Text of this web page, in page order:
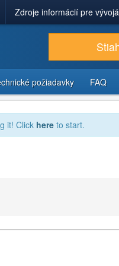
Zdroje informácií pre
požiadavky FAQ
it! Click here to start.